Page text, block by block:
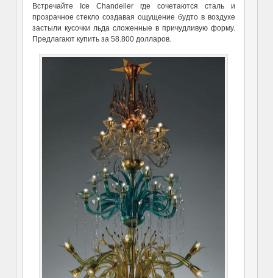
Встречайте Ice Chandelier где сочетаются сталь и
прозрачное стекло создавая ощущение будто в воздухе
застыли кусочки льда сложенные в причудливую форму.
Предлагают купить за 58.800 долларов.